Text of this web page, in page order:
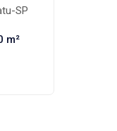
SP
m²